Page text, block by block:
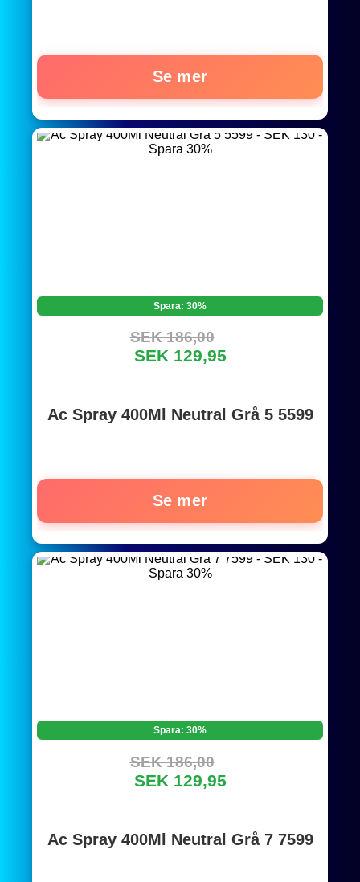
Se mer
Spara: 30%
SEK 186,00
SEK 129,95
Ac Spray 400Ml Neutral Grå 5 5599
Se mer
Spara: 30%
SEK 186,00
SEK 129,95
Ac Spray 400Ml Neutral Grå 7 7599